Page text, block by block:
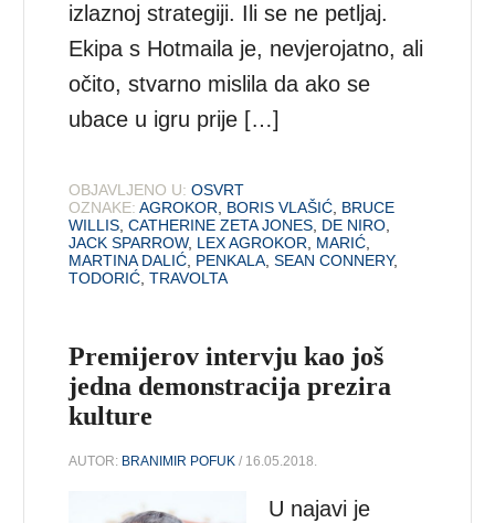
izlaznoj strategiji. Ili se ne petljaj.
Ekipa s Hotmaila je, nevjerojatno, ali
očito, stvarno mislila da ako se
ubace u igru prije […]
OBJAVLJENO U: OSVRT
OZNAKE: AGROKOR, BORIS VLAŠIĆ, BRUCE
WILLIS,CATHERINE ZETA JONES, DE NIRO,
JACK SPARROW, LEX AGROKOR, MARIĆ,
MARTINA DALIĆ, PENKALA,SEAN CONNERY,
TODORIĆ,TRAVOLTA
Premijerov intervju kao još
jedna demonstracija prezira
kulture
AUTOR: BRANIMIR POFUK / 16.05.2018.
U najavi je